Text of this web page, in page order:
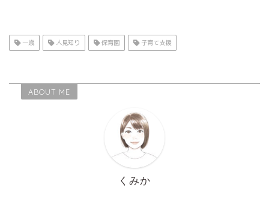
一歳 人見知り 保育園 子育て支援
ABOUT ME
くみか